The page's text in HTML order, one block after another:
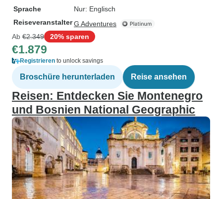
Sprache
Nur: Englisch
ReiseveranstalterG Adventures
Ab €2.349 20% sparen
€1.879
Registrieren to unlock savings
Broschüre herunterladen Reise ansehen
Reisen: Entdecken Sie Montenegro
und Bosnien National Geographic